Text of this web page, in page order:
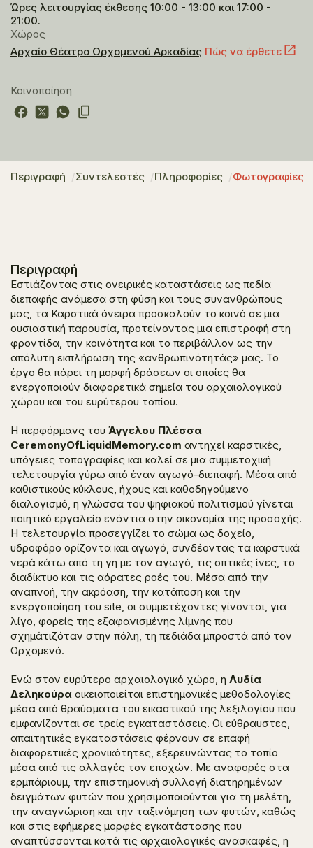
Ώρες λειτουργίας έκθεσης 10:00 - 13:00 και 17:00 -
21:00.
Χώρος
Αρχαίο Θέατρο Ορχομενού Αρκαδίας Πώς να έρθετε
Κοινοποίηση
Περιγραφή Συντελεστές Πληροφορίες Φωτογραφίες
Περιγραφή
Εστιάζοντας στις ονειρικές καταστάσεις ως πεδία
διεπαφής ανάμεσα στη φύση και τους συνανθρώπους
μας, τα Καρστικά όνειρα προσκαλούν το κοινό σε μια
ουσιαστική παρουσία, προτείνοντας μια επιστροφή στη
φροντίδα, την κοινότητα και το περιβάλλον ως την
απόλυτη εκπλήρωση της «ανθρωπινότητάς» μας. Το
έργο θα πάρει τη μορφή δράσεων οι οποίες θα
ενεργοποιούν διαφορετικά σημεία του αρχαιολογικού
χώρου και του ευρύτερου τοπίου.
Η περφόρμανς του Άγγελου Πλέσσα
CeremonyOfLiquidMemory.com αντηχεί καρστικές,
υπόγειες τοπογραφίες και καλεί σε μια συμμετοχική
τελετουργία γύρω από έναν αγωγό-διεπαφή. Μέσα από
καθιστικούς κύκλους, ήχους και καθοδηγούμενο
διαλογισμό, η γλώσσα του ψηφιακού πολιτισμού γίνεται
ποιητικό εργαλείο ενάντια στην οικονομία της προσοχής.
Η τελετουργία προσεγγίζει το σώμα ως δοχείο,
υδροφόρο ορίζοντα και αγωγό, συνδέοντας τα καρστικά
νερά κάτω από τη γη με τον αγωγό, τις οπτικές ίνες, το
διαδίκτυο και τις αόρατες ροές του. Μέσα από την
αναπνοή, την ακρόαση, την κατάποση και την
ενεργοποίηση του site, οι συμμετέχοντες γίνονται, για
λίγο, φορείς της εξαφανισμένης λίμνης που
σχημάτιζόταν στην πόλη, τη πεδιάδα μπροστά από τον
Ορχομενό.
Ενώ στον ευρύτερο αρχαιολογικό χώρο, η Λυδία
Δεληκούρα οικειοποιείται επιστημονικές μεθοδολογίες
μέσα από θραύσματα του εικαστικού της λεξιλογίου που
εμφανίζονται σε τρείς εγκαταστάσεις. Οι εύθραυστες,
απαιτητικές εγκαταστάσεις φέρνουν σε επαφή
διαφορετικές χρονικότητες, εξερευνώντας το τοπίο
μέσα από τις αλλαγές τον εποχών. Με αναφορές στα
ερμπάριουμ, την επιστημονική συλλογή διατηρημένων
δειγμάτων φυτών που χρησιμοποιούνται για τη μελέτη,
την αναγνώριση και την ταξινόμηση των φυτών, καθώς
και στις εφήμερες μορφές εγκατάστασης που
αναπτύσσονται κατά τις αρχαιολογικές ανασκαφές, η